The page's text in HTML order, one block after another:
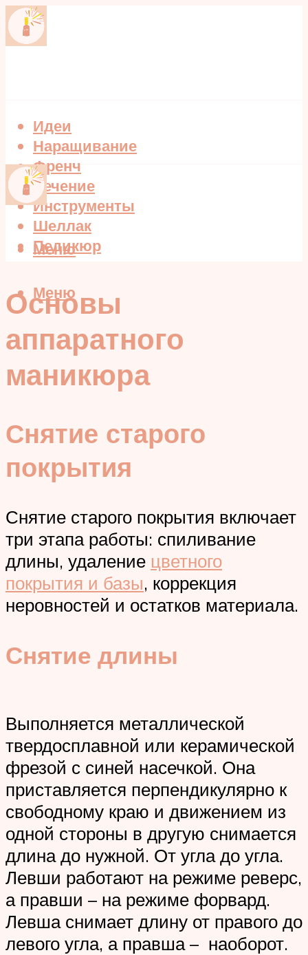
Идеи
Наращивание
Френч
Лечение
Инструменты
Шеллак
Педикюр
Меню
Меню
Основы
аппаратного
маникюра
Снятие старого
покрытия
Снятие старого покрытия включает
три этапа работы: спиливание
длины, удаление цветного
покрытия и базы, коррекция
неровностей и остатков материала.
Снятие длины
Выполняется металлической
твердосплавной или керамической
фрезой с синей насечкой. Она
приставляется перпендикулярно к
свободному краю и движением из
одной стороны в другую снимается
длина до нужной. От угла до угла.
Левши работают на режиме реверс,
а правши – на режиме форвард.
Левша снимает длину от правого до
левого угла, а правша – наоборот.